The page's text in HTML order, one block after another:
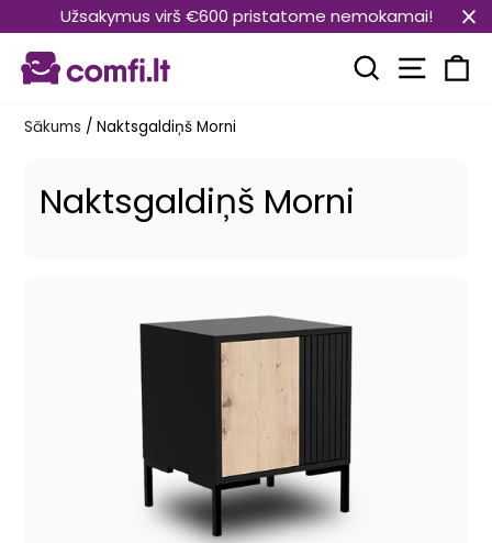
uz
saturu
Užsakymus virš €600 pristatome nemokamai!
Meklēt
Sākums / Naktsgaldiņš Morni
Naktsgaldiņš Morni